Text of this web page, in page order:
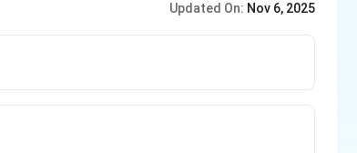
Updated On: Nov 6, 2025